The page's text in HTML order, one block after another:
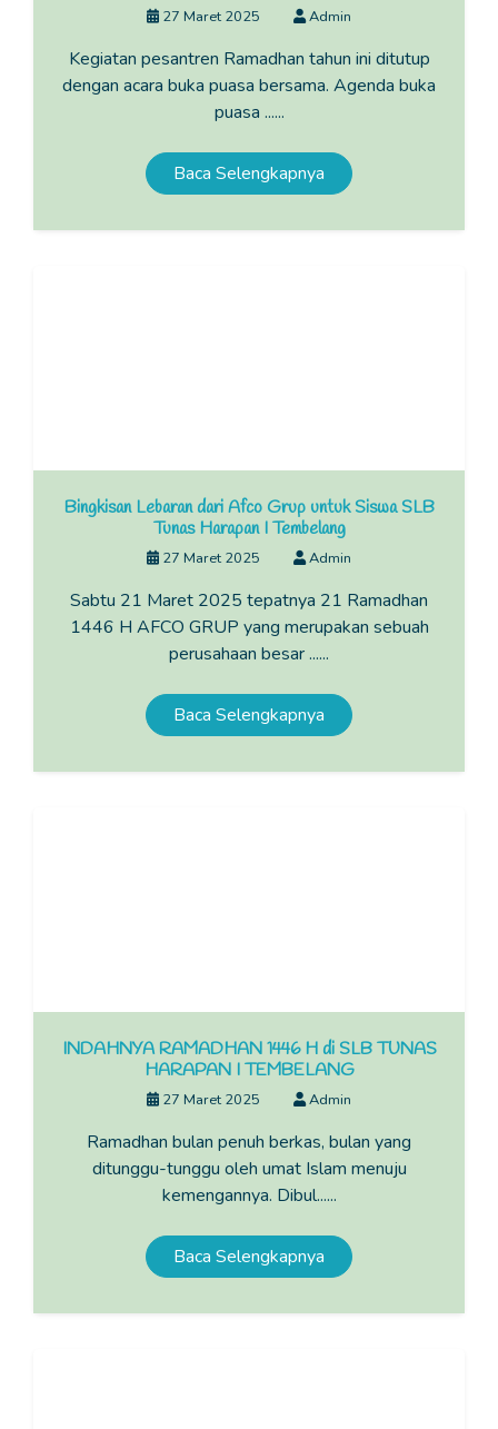
27 Maret 2025 Admin
Kegiatan pesantren Ramadhan tahun ini ditutup
dengan acara buka puasa bersama. Agenda buka
puasa ......
Baca Selengkapnya
Bingkisan Lebaran dari Afco Grup untuk Siswa SLB
Tunas Harapan I Tembelang
27 Maret 2025 Admin
Sabtu 21 Maret 2025 tepatnya 21 Ramadhan
1446 H AFCO GRUP yang merupakan sebuah
perusahaan besar ......
Baca Selengkapnya
INDAHNYA RAMADHAN 1446 H di SLB TUNAS
HARAPAN I TEMBELANG
27 Maret 2025 Admin
Ramadhan bulan penuh berkas, bulan yang
ditunggu-tunggu oleh umat Islam menuju
kemengannya. Dibul......
Baca Selengkapnya